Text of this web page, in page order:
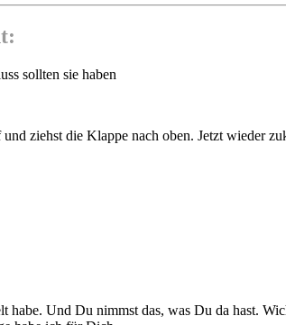
sollten sie haben
ziehst die Klappe nach oben. Jetzt wieder
Und Du nimmst das, was Du da hast.